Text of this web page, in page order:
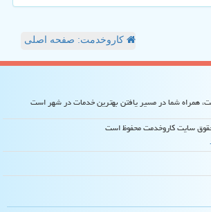
کاروخدمت: صفحه اصلی
همراه شما در مسیر یافتن بهترین خدمات در شهر است